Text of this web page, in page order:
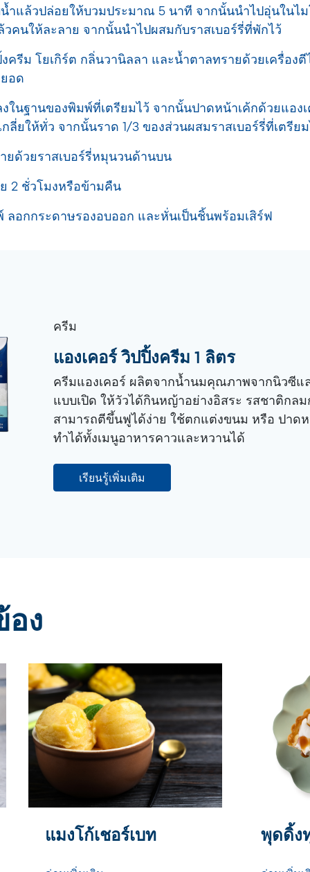
ำแล้วปล่อยให้บวมประมาณ 5 นาที จากนั้นนำไปอุ่นในไ
คนให้ละลาย จากนั้นนำไปผสมกับราสเบอร์รี่ที่พักไว้
ครีม โยเกิร์ต กลิ่นวานิลลา และน้ำตาลทรายด้วยเครื่องตี
อด
งในฐานของพิมพ์ที่เตรียมไว้ จากนั้นปาดหน้าเค้กด้วยแอง
กลี่ยให้ทั่ว จากนั้นราด 1/3 ของส่วนผสมราสเบอร์รี่ที่เตรีย
ยด้วยราสเบอร์รี่หมุนวนด้านบน
2 ชั่วโมงหรือข้ามคืน
ลอกกระดาษรองอบออก และหั่นเป็นชิ้นพร้อมเสิร์ฟ
ครีม
แองเคอร์ วิปปิ้งครีม 1 ลิตร
ครีมแองเคอร์ ผลิตจากน้ำนมคุณภาพจากนิวซีแ
แบบเปิด ให้วัวได้กินหญ้าอย่างอิสระ รสชาติกล
สามารถตีขึ้นฟูได้ง่าย ใช้ตกแต่งขนม หรือ ปาด
ทำได้ทั้งเมนูอาหารคาวและหวานได้
เรียนรู้เพิ่มเติม
อง
แมงโก้เชอร์เบท พุดดิ้ง